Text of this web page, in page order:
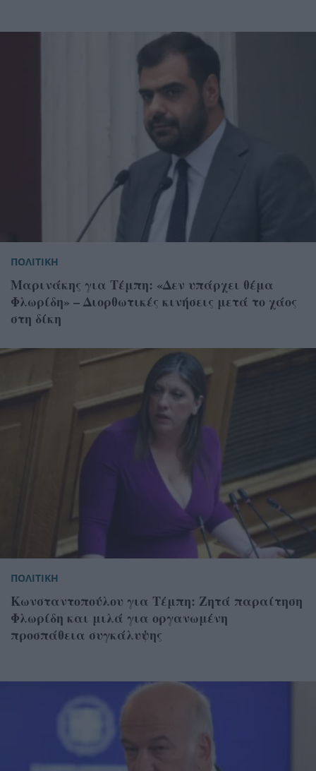
ΠΟΛΙΤΙΚΗ
Μαρινάκης για Τέμπη: «Δεν υπάρχει θέμα
Φλωρίδη» – Διορθωτικές κινήσεις μετά το χάος
στη δίκη
ΠΟΛΙΤΙΚΗ
Κωνσταντοπούλου για Τέμπη: Ζητά παραίτηση
Φλωρίδη και μιλά για οργανωμένη
προσπάθεια συγκάλυψης